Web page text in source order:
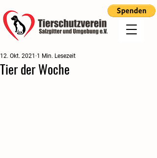
Tier der Woche
12. Okt. 2021 1 Min. Lesezeit